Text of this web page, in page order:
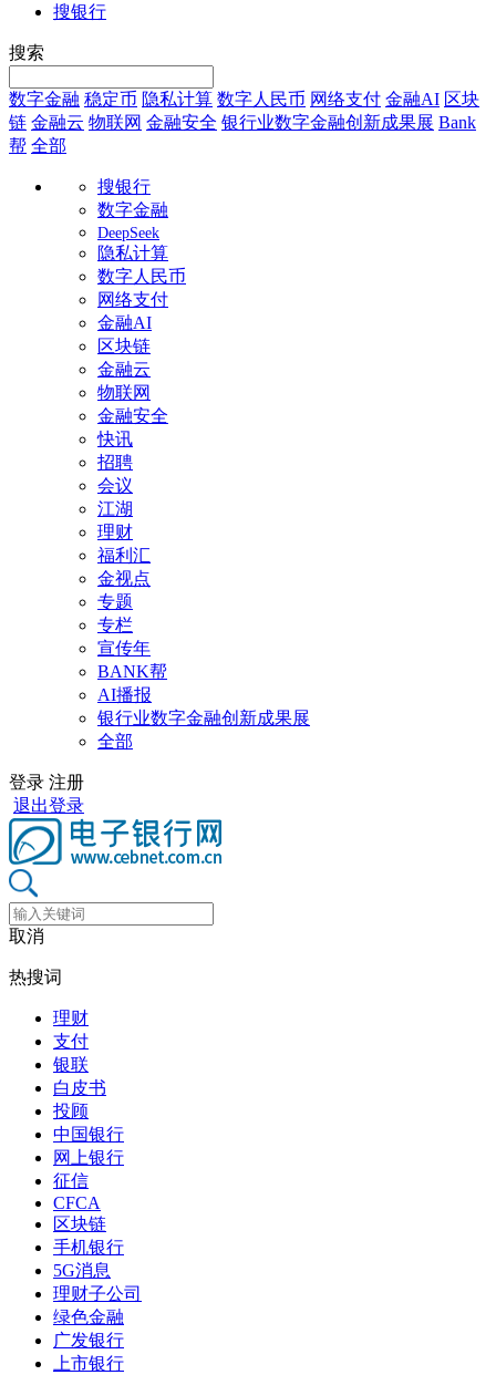
搜银行
搜索
数字金融 稳定币 隐私计算 数字人民币 网络支付 金融AI 区块
链 金融云 物联网 金融安全 银行业数字金融创新成果展 Bank
帮 全部
搜银行
数字金融
DeepSeek
隐私计算
数字人民币
网络支付
金融AI
区块链
金融云
物联网
金融安全
快讯
招聘
会议
江湖
理财
福利汇
金视点
专题
专栏
宣传年
BANK帮
AI播报
银行业数字金融创新成果展
全部
登录 注册
退出登录
取消
热搜词
理财
支付
银联
白皮书
投顾
中国银行
网上银行
征信
CFCA
区块链
手机银行
5G消息
理财子公司
绿色金融
广发银行
上市银行